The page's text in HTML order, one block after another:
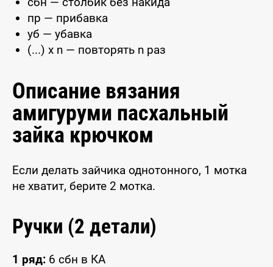
пр — прибавка
уб — убавка
(...) x n — повторять n раз
Описание вязания
амигуруми пасхальный
зайка крючком
Если делать зайчика однотонного, 1 мотка
не хватит, берите 2 мотка.
Ручки (2 детали)
1 ряд: 6 сбн в КА